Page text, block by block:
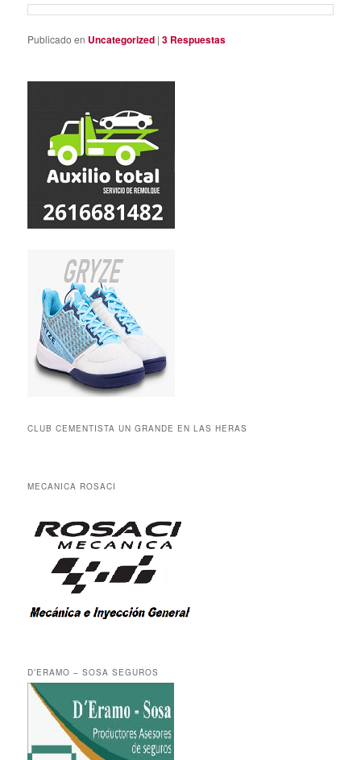
Publicado en Uncategorized |3 Respuestas
CLUB CEMENTISTA UN GRANDE EN LAS HERAS
MECANICA ROSACI
D’ERAMO – SOSA SEGUROS